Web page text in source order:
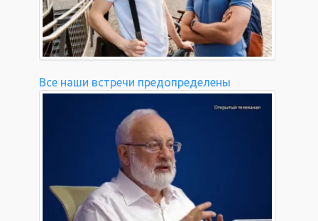
Все наши встречи предопределены